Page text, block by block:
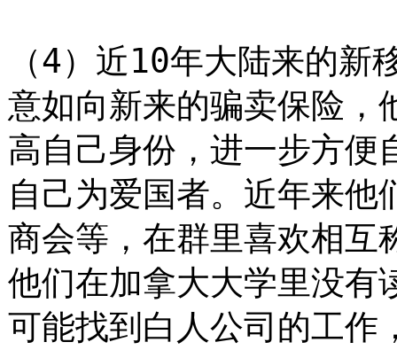
（4）近10年大陆来的新
意如向新来的骗卖保险，
高自己身份，进一步方便
自己为爱国者。近年来他
商会等，在群里喜欢相互
他们在加拿大大学里没有
可能找到白人公司的工作